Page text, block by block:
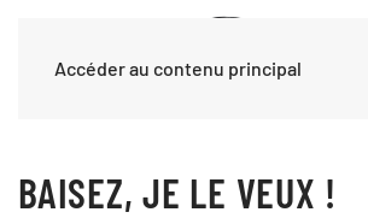
Accéder au contenu principal
BAISEZ, JE LE VEUX !